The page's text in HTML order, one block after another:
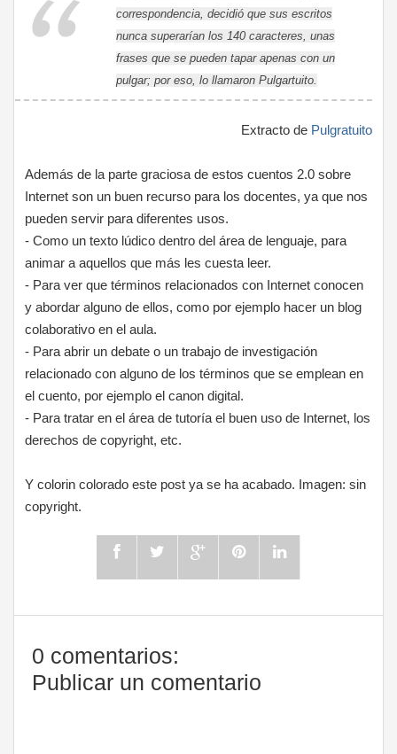
correspondencia, decidió que sus escritos
nunca superarían los 140 caracteres, unas
frases que se pueden tapar apenas con un
pulgar; por eso, lo llamaron Pulgartuito.
Extracto de Pulgratuito
Además de la parte graciosa de estos cuentos 2.0 sobre
Internet son un buen recurso para los docentes, ya que nos
pueden servir para diferentes usos.
- Como un texto lúdico dentro del área de lenguaje, para
animar a aquellos que más les cuesta leer.
- Para ver que términos relacionados con Internet conocen
y abordar alguno de ellos, como por ejemplo hacer un blog
colaborativo en el aula.
- Para abrir un debate o un trabajo de investigación
relacionado con alguno de los términos que se emplean en
el cuento, por ejemplo el canon digital.
- Para tratar en el área de tutoría el buen uso de Internet, los
derechos de copyright, etc.
Y colorin colorado este post ya se ha acabado. Imagen: sin
copyright.
0 comentarios:
Publicar un comentario